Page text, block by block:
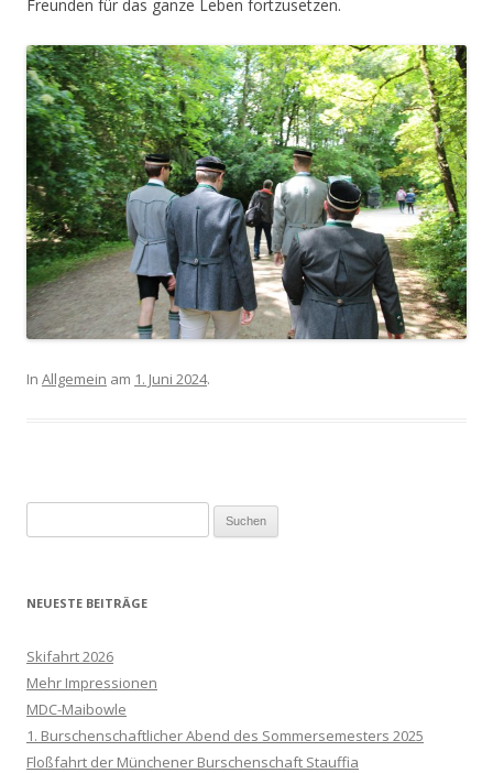
Freunden für das ganze Leben fortzusetzen.
In Allgemein am 1. Juni 2024.
nach:
NEUESTE BEITRÄGE
Skifahrt 2026
Mehr Impressionen
MDC-Maibowle
1. Burschenschaftlicher Abend des Sommersemesters 2025
Floßfahrt der Münchener Burschenschaft Stauffia